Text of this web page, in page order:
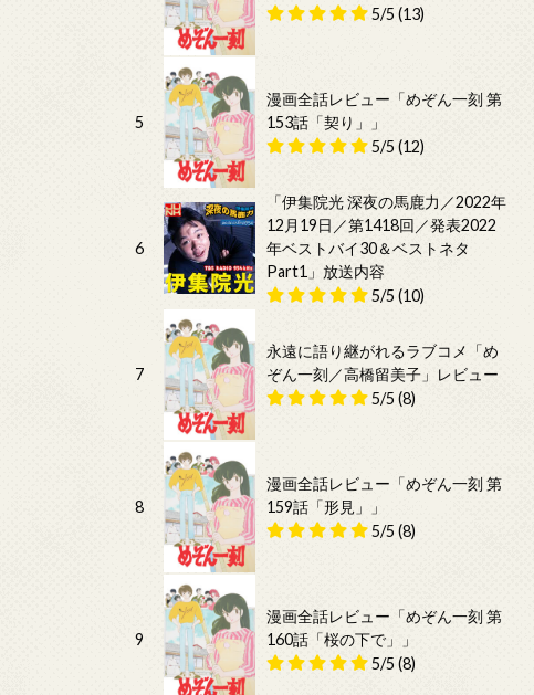
5/5 (13)
5
漫画全話レビュー「めぞん一刻 第
153話「契り」」
5/5 (12)
6
「伊集院光 深夜の馬鹿力／2022年
12月19日／第1418回／発表2022
年ベストバイ30＆ベストネタ
Part1」放送内容
5/5 (10)
7
永遠に語り継がれるラブコメ「め
ぞん一刻／高橋留美子」レビュー
5/5 (8)
8
漫画全話レビュー「めぞん一刻 第
159話「形見」」
5/5 (8)
9
漫画全話レビュー「めぞん一刻 第
160話「桜の下で」」
5/5 (8)